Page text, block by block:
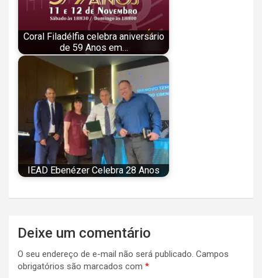
Coral Filadélfia celebra aniversário
de 59 Anos em…
IEAD Ebenézer Celebra 28 Anos
Navegação
de
Post
Deixe um comentário
O seu endereço de e-mail não será publicado. Campos
obrigatórios são marcados com *